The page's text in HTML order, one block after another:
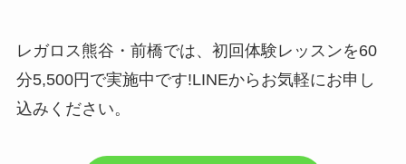
レガロス熊谷・前橋では、初回体験レッスンを60
分5,500円で実施中です!LINEからお気軽にお申し
込みください。